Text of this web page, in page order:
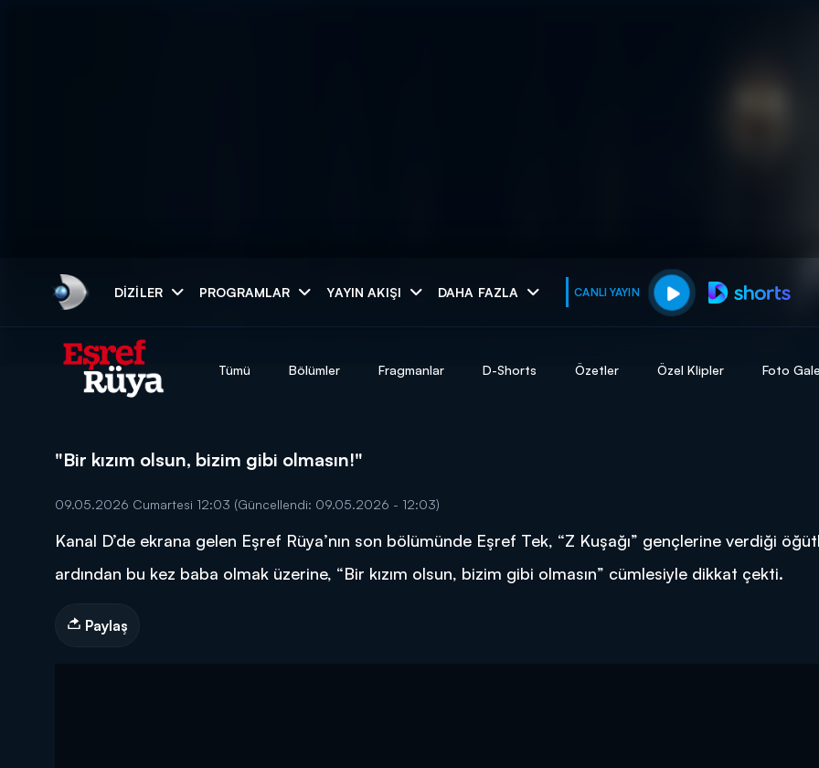
DIZILER PROGRAMLAR YAYIN AKIŞI DAHA FAZLA CANLI YAYIN
muhteşem ikili
DİĞER SONUÇLAR
Tümü Bölümler Fragmanlar D-Shorts Özetler Özel Klipler Foto
"Bir kızım olsun, bizim gibi olmasın!"
09.05.2026 Cumartesi 12:03 (Güncellendi: 09.05.2026 - 12:03)
Kanal D’de ekrana gelen Eşref Rüya’nın son bölümünde Eşref Tek, “Z Kuşağı” gençlerine verdiği
ardından bu kez baba olmak üzerine, “Bir kızım olsun, bizim gibi olmasın” cümlesiyle dikkat çekti.
Paylaş